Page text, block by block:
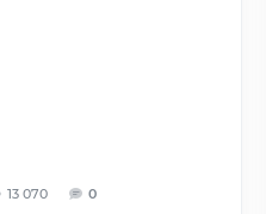
13 070 0